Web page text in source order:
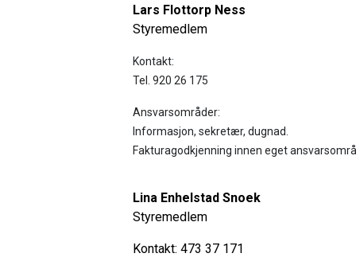
Lars Flottorp Ness
Styremedlem
Kontakt:
Tel. 920 26 175
Ansvarsområder:
Informasjon, sekretær, dugnad.
Fakturagodkjenning innen eget
Lina Enhelstad Snoek
Styremedlem
Kontakt: 473 37 171